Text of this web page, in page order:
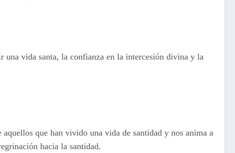
una vida santa, la confianza en la intercesión divina y la
que han vivido una vida de santidad y nos anima a
hacia la santidad.